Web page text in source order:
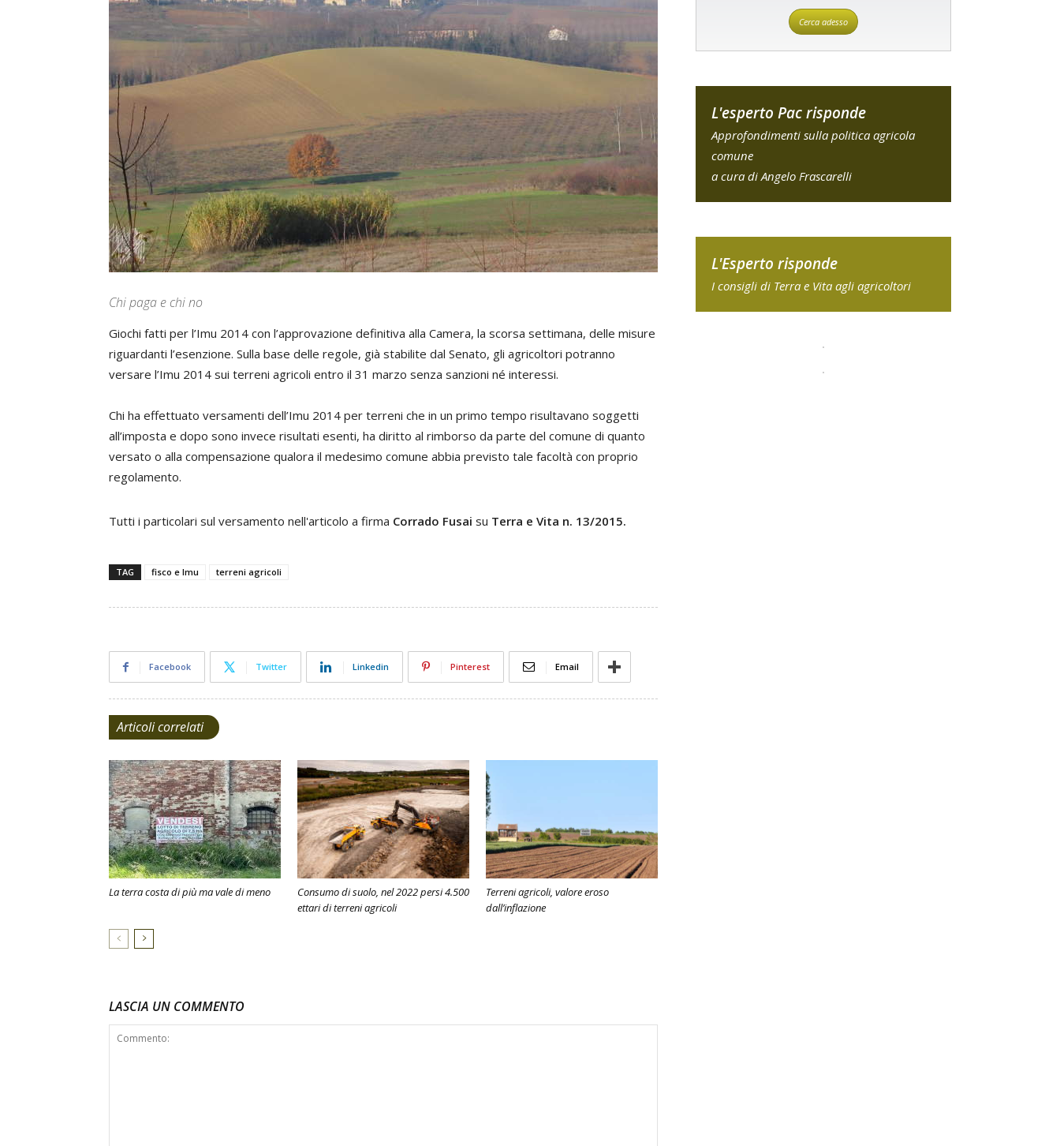
Chi paga e chi no
Giochi fatti per l’Imu 2014 con l’approvazione definitiva alla Camera, la scorsa settimana, delle misure
riguardanti l’esenzione. Sulla base delle regole, già stabilite dal Senato, gli agricoltori potranno
versare l’Imu 2014 sui terreni agricoli entro il 31 marzo senza sanzioni né interessi.
Chi ha effettuato versamenti dell’Imu 2014 per terreni che in un primo tempo risultavano soggetti
all’imposta e dopo sono invece risultati esenti, ha diritto al rimborso da parte del comune di quanto
versato o alla compensazione qualora il medesimo comune abbia previsto tale facoltà con proprio
regolamento.
Tutti i particolari sul versamento nell'articolo a firma Corrado Fusai su Terra e Vita n. 13/2015.
TAG fisco e Imu terreni agricoli
Facebook Twitter Linkedin Pinterest Email
Articoli correlati
La terra costa di più ma vale di meno
Consumo di suolo, nel 2022 persi 4.500
ettari di terreni agricoli
Terreni agricoli, valore eroso
dall’inflazione
LASCIA UN COMMENTO
Cerca adesso
L'esperto Pac risponde
Approfondimenti sulla politica agricola
comune
a cura di Angelo Frascarelli
L'Esperto risponde
I consigli di Terra e Vita agli agricoltori